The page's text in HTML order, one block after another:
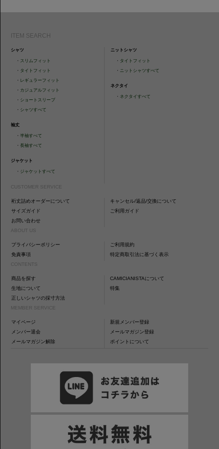
ITEM SEARCH
シャツ
・ スリムフィット
・ タイトフィット
・ レギュラーフィット
・ カジュアルフィット
・ ショートスリーブ
・ シャツすべて
袖丈
・半袖すべて
・長袖すべて
ジャケット
・ ジャケットすべて
ニットシャツ
・ タイトフィット
・ ニットシャツすべて
ネクタイ
・ ネクタイすべて
CUSTOMER SERVICE
裄丈詰めオーダーについて
キャンセル/返品/交換について
サイズガイド
ご利用ガイド
お問い合わせ
ABOUT US
プライバシーポリシー
ご利用規約
免責事項
特定商取引法に基づく表示
CONTENTS
商品を探す
CAMICIANISTAについて
生地について
特集
正しいシャツの採寸方法
MEMBER SERVICE
マイページ
新規メンバー登録
メンバー退会
メールマガジン登録
メールマガジン解除
ポイントについて